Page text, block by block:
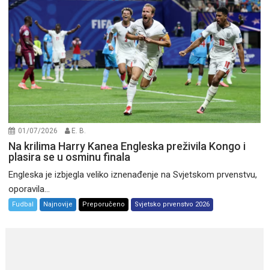
01/07/2026 E. B.
Na krilima Harry Kanea Engleska preživila Kongo i
plasira se u osminu finala
Engleska je izbjegla veliko iznenađenje na Svjetskom prvenstvu,
oporavila...
Fudbal Najnovije Preporučeno Svjetsko prvenstvo 2026